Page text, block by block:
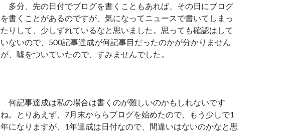
多分、先の日付でブログを書くこともあれば、その日にブログ
を書くことがあるのですが、気になってニュースで書いてしまっ
たりして、少しずれているなと思いました。思っても確認はして
いないので、500記事達成が何記事目だったのかが分かりません
が、嘘をついていたので、すみませんでした。
何記事達成は私の場合は書くのが難しいのかもしれないです
ね。とりあえず、7月末かららブログを始めたので、もう少しで1
年になりますが、1年達成は日付なので、間違いはないのかなと思